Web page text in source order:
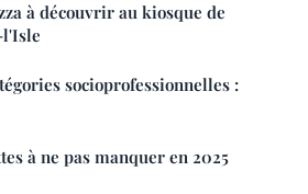
à découvrir au kiosque de
socioprofessionnelles :
à ne pas manquer en 2025